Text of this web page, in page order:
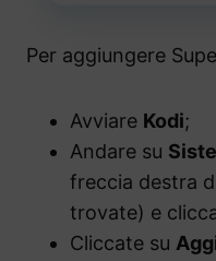
Per aggiungere
Avviare Kodi;
Andare su
freccia destra
trovate) e
Cliccate su